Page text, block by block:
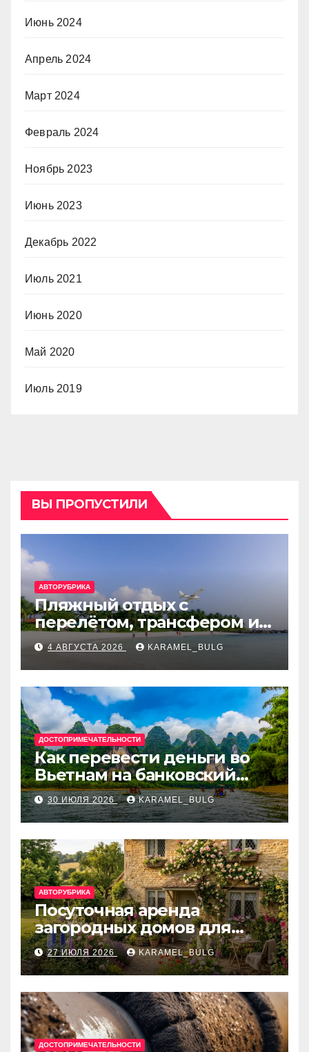
Июнь 2024
Апрель 2024
Март 2024
Февраль 2024
Ноябрь 2023
Июнь 2023
Декабрь 2022
Июль 2021
Июнь 2020
Май 2020
Июль 2019
ВЫ ПРОПУСТИЛИ
АВТОРУБРИКА
Пляжный отдых с
перелётом, трансфером и
отелем на Мальдивах, в
Турции, Греции, Таиланде
и Европе
4 АВГУСТА 2026 KARAMEL_BULG
ДОСТОПРИМЕЧАТЕЛЬНОСТИ
Как перевести деньги во
Вьетнам на банковский
счёт: VietcomBank, BIDV,
Techcombank и другие
банки
30 ИЮЛЯ 2026 KARAMEL_BULG
АВТОРУБРИКА
Посуточная аренда
загородных домов для
отдыха
27 ИЮЛЯ 2026 KARAMEL_BULG
ДОСТОПРИМЕЧАТЕЛЬНОСТИ